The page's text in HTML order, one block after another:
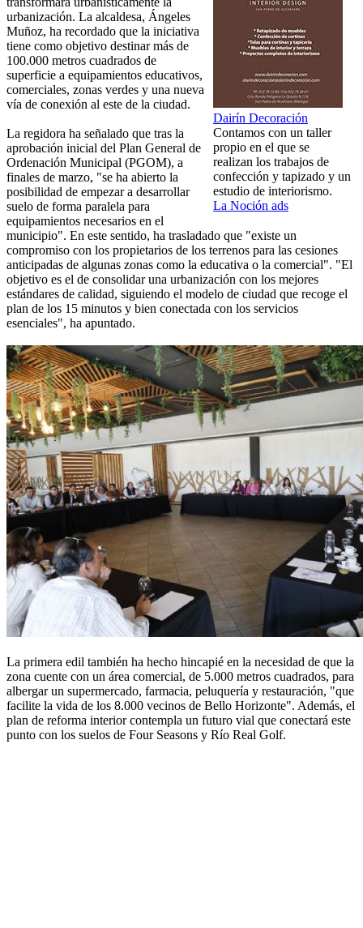
Dairín Decoración
Contamos con un taller
propio en el que se
realizan los trabajos de
confección y tapizado y un
estudio de interiorismo.
La Noción ads
urbanización. La alcaldesa, Ángeles
Muñoz, ha recordado que la iniciativa
tiene como objetivo destinar más de
100.000 metros cuadrados de
superficie a equipamientos educativos,
comerciales, zonas verdes y una nueva
vía de conexión al este de la ciudad.
La regidora ha señalado que tras la
aprobación inicial del Plan General de
Ordenación Municipal (PGOM), a
finales de marzo, "se ha abierto la
posibilidad de empezar a desarrollar
suelo de forma paralela para
equipamientos necesarios en el
municipio". En este sentido, ha trasladado que "existe un
compromiso con los propietarios de los terrenos para las cesiones
anticipadas de algunas zonas como la educativa o la comercial". "El
objetivo es el de consolidar una urbanización con los mejores
estándares de calidad, siguiendo el modelo de ciudad que recoge el
plan de los 15 minutos y bien conectada con los servicios
esenciales", ha apuntado.
La primera edil también ha hecho hincapié en la necesidad de que la
zona cuente con un área comercial, de 5.000 metros cuadrados, para
albergar un supermercado, farmacia, peluquería y restauración, "que
facilite la vida de los 8.000 vecinos de Bello Horizonte". Además, el
plan de reforma interior contempla un futuro vial que conectará este
punto con los suelos de Four Seasons y Río Real Golf.